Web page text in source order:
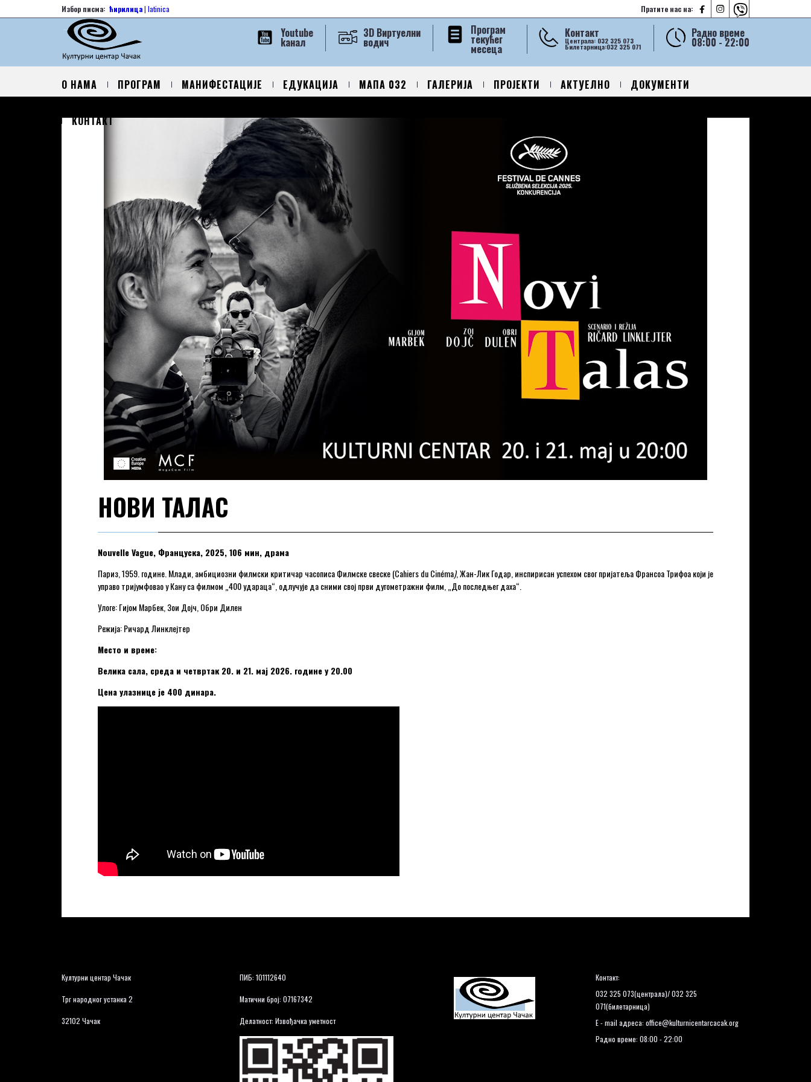
Пратите нас на:   
Избор писма: ћирилица| latinica
Радно време
08:00 - 22:00
Контакт
Централа: 032 325 073
Билетарница:032 325 071
Програм
текућег
месеца
3D Виртуелни
водич
Youtube
kанал
О НАМА ПРОГРАМ МАНИФЕСТАЦИЈЕ ЕДУКАЦИЈА МАПА 032 ГАЛЕРИЈА ПРОЈЕКТИ АКТУЕЛНО ДОКУМЕНТИ
КОНТАКТ
НОВИ ТАЛАС
Nouvelle Vague, Француска, 2025, 106 мин, драма
Париз, 1959. године. Млади, амбициозни филмски критичар часописа Филмске свеске (Cahiers du Cinéma), Жан-Лик Годар, инспирисан успехом свог пријатеља Франсоа Трифоа који је
управо тријумфовао у Кану са филмом „400 удараца“, одлучује да сними свој први дугометражни филм, „До последњег даха“.
Улоге: Гијом Марбек, Зои Дојч, Обри Дилен
Режија: Ричард Линклејтер
Место и време:
Велика сала, среда и четвртак 20. и 21. мај 2026. године у 20.00
Цена улазнице је 400 динара.
Културни центар Чачак
Трг народног устанка 2
32102 Чачак
ПИБ: 101112640
Матични број: 07167342
Делатност: Извођачка уметност
Контакт:
032 325 073(централа)/ 032 325
071(билетарница)
E - mail адреса: office@kulturnicentarcacak.org
Радно време: 08:00 - 22:00